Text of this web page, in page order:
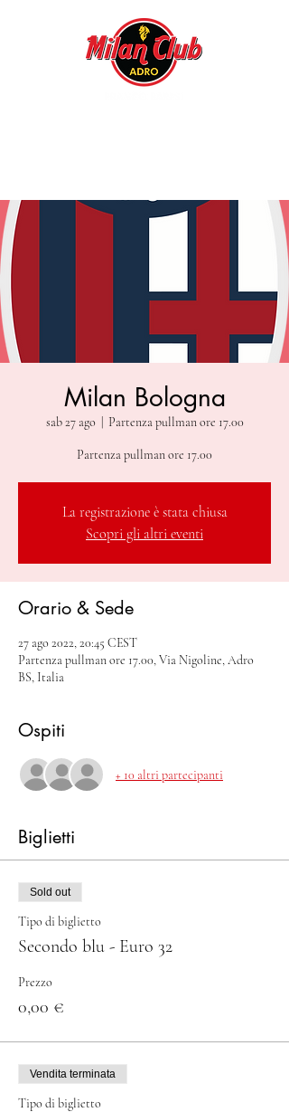
Milan Bologna
sab 27 ago
  |
Partenza pullman ore 17.00
Partenza pullman ore 17.00
La registrazione è stata chiusa
Scopri gli altri eventi
Orario & Sede
27 ago 2022, 20:45 CEST
Partenza pullman ore 17.00, Via Nigoline, Adro
BS, Italia
Ospiti
+ 10 altri partecipanti
Biglietti
Sold out
Tipo di biglietto
Secondo blu - Euro 32
Prezzo
0,00 €
Vendita terminata
Tipo di biglietto